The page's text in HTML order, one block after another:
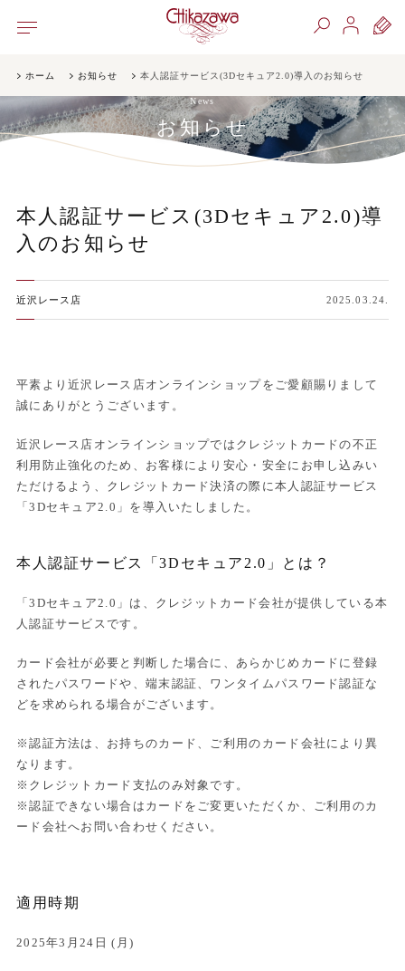
ホーム お知らせ 本人認証サービス(3Dセキュア2.0)導入のお知らせ
News
お知らせ
本人認証サービス(3Dセキュア2.0)導
入のお知らせ
近沢レース店 2025.03.24.
平素より近沢レース店オンラインショップをご愛顧賜りまして
誠にありがとうございます。
近沢レース店オンラインショップではクレジットカードの不正
利用防止強化のため、お客様により安心・安全にお申し込みい
ただけるよう、クレジットカード決済の際に本人認証サービス
「3Dセキュア2.0」を導入いたしました。
本人認証サービス「3Dセキュア2.0」とは？
「3Dセキュア2.0」は、クレジットカード会社が提供している本
人認証サービスです。
カード会社が必要と判断した場合に、あらかじめカードに登録
されたパスワードや、端末認証、ワンタイムパスワード認証な
どを求められる場合がございます。
※認証方法は、お持ちのカード、ご利用のカード会社により異
なります。
※クレジットカード支払のみ対象です。
※認証できない場合はカードをご変更いただくか、ご利用のカ
ード会社へお問い合わせください。
適用時期
2025年3月24日 (月)